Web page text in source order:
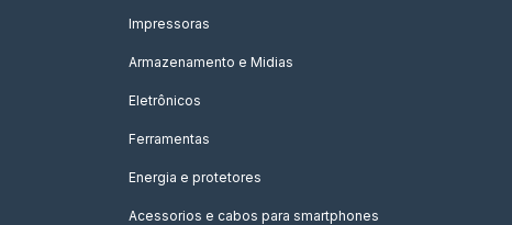
Impressoras
Armazenamento e Midias
Eletrônicos
Ferramentas
Energia e protetores
Acessorios e cabos para smartphones